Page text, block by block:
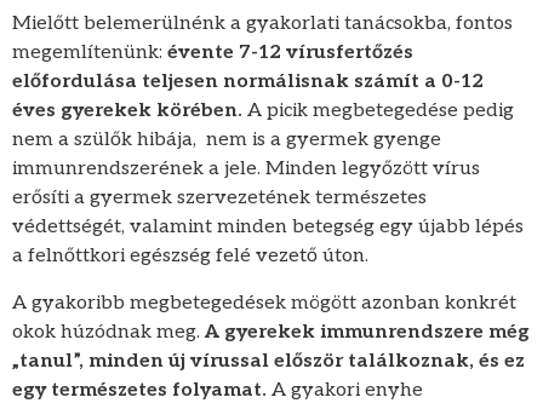
Mielőtt belemerülnénk a gyakorlati tanácsokba, fontos
megemlítenünk: évente 7-12 vírusfertőzés
előfordulása teljesen normálisnak számít a 0-12
éves gyerekek körében. A picik megbetegedése pedig
nem a szülők hibája, nem is a gyermek gyenge
immunrendszerének a jele. Minden legyőzött vírus
erősíti a gyermek szervezetének természetes
védettségét, valamint minden betegség egy újabb lépés
a felnőttkori egészség felé vezető úton.
A gyakoribb megbetegedések mögött azonban konkrét
okok húzódnak meg. A gyerekek immunrendszere még
„tanul”, minden új vírussal először találkoznak, és ez
egy természetes folyamat. A gyakori enyhe